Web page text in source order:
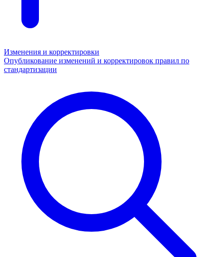
Изменения и корректировки
Опубликование изменений и корректировок правил по
стандартизации